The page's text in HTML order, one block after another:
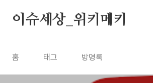
이슈세상_위키메키
홈 태그 방명록